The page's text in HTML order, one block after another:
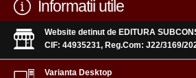
Informatii utile
Website detinut de EDITURA
CIF: 44935231, Reg.Com: J22/3169/
Varianta Desktop